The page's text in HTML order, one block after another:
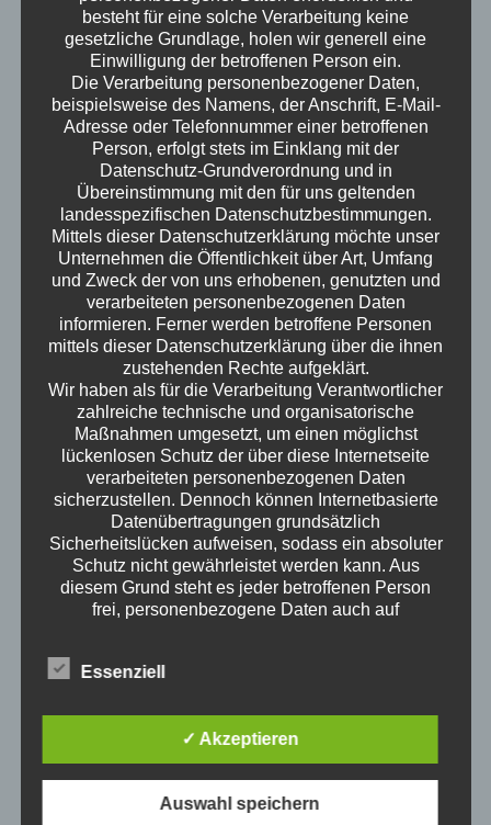
wir alle Aufschieberitis? Nebenbei klären wir die
Herkunft des Worts Roboter und haben viele
gute Nachrichten für Euch. Viel Spaß!
Erwachsen – der Podcast
science of everyday life
Wann ist man erwachsen? Wenn man an der
Wursttheke keine Wurst mehr auf die Hand
angeboten bekommt? Wenn man spät abends
Erwachsen sein? Welche Themen interessieren
Erwachsene? Kristof ist ausgewiesener
Erwachsener und redet darüber.
Neue Episoden
Klimawandel für Erwachsene
4. August 2026
besteht für eine solche Verarbeitung keine
gesetzliche Grundlage, holen wir generell eine
Einwilligung der betroffenen Person ein.
Die Verarbeitung personenbezogener Daten,
beispielsweise des Namens, der Anschrift, E-Mail-
Adresse oder Telefonnummer einer betroffenen
Person, erfolgt stets im Einklang mit der
Datenschutz-Grundverordnung und in
Übereinstimmung mit den für uns geltenden
landesspezifischen Datenschutzbestimmungen.
Mittels dieser Datenschutzerklärung möchte unser
Unternehmen die Öffentlichkeit über Art, Umfang
und Zweck der von uns erhobenen, genutzten und
verarbeiteten personenbezogenen Daten
informieren. Ferner werden betroffene Personen
mittels dieser Datenschutzerklärung über die ihnen
zustehenden Rechte aufgeklärt.
Wir haben als für die Verarbeitung Verantwortlicher
zahlreiche technische und organisatorische
Maßnahmen umgesetzt, um einen möglichst
lückenlosen Schutz der über diese Internetseite
verarbeiteten personenbezogenen Daten
sicherzustellen. Dennoch können Internetbasierte
Datenübertragungen grundsätzlich
Sicherheitslücken aufweisen, sodass ein absoluter
Schutz nicht gewährleistet werden kann. Aus
diesem Grund steht es jeder betroffenen Person
frei, personenbezogene Daten auch auf
Begrifflichkeiten, die durch den Europäischen
Richtlinien- und Verordnungsgeber beim Erlass
verwendet wurden. Unsere Datenschutzerklärung
soll sowohl für die Öffentlichkeit als auch für
Essenziell
✓ Akzeptieren
Auswahl speichern